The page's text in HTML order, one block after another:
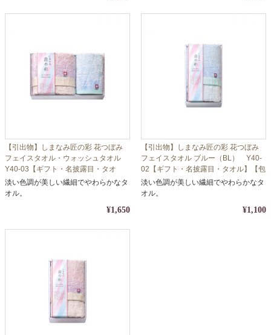
【引出物】しまなみ匠の彩 花つぼみ
フェイスタオル・ウォッシュタオル
Y40-03【ギフト・名披露目・タオ
ル】【包装・熨斗対応】
淡い色調が美しい繊細でやわらかなタ
オル。
¥1,650
【引出物】しまなみ匠の彩 花つぼみ
フェイスタオル ブルー（BL） Y40-
02【ギフト・名披露目・タオル】【包
装・熨斗対応】
淡い色調が美しい繊細でやわらかなタ
オル。
¥1,100